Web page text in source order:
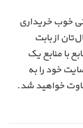
خوب خریداری
از بابت
با منابع یک
خود را به
خواهید شد.